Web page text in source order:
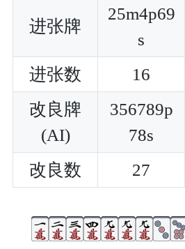
进张牌
25m4p69
s
进张数 16
改良牌
(AI)
356789p
78s
改良数
27